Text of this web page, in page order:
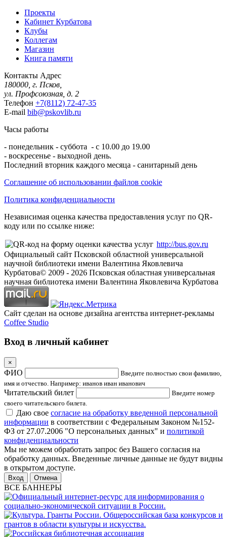
Проекты
Кабинет Курбатова
Клубы
Коллегам
Магазин
Книга памяти
Контакты Адрес
180000, г. Псков,
ул. Профсоюзная, д. 2
Телефон +7(8112) 72-47-35
E-mail bib@pskovlib.ru
Часы работы
- понедельник - суббота - с 10.00 до 19.00
- воскресенье - выходной день.
Последний вторник каждого месяца - санитарный день
Соглашение об использовании файлов cookie
Политика конфиденциальности
Независимая оценка качества предоставления услуг по QR-
коду или по ссылке ниже:
http://bus.gov.ru
Официальный сайт Псковской областной универсальной
научной библиотеки имени Валентина Яковлевича
Курбатова© 2009 - 2026 Псковская областная универсальная
научная библиотека имени Валентина Яковлевича Курбатова
Сайт сделан на основе дизайна агентства интернет-рекламы
Coffee Studio
Вход в личный кабинет
×
ФИО
Введите полностью свои фамилию,
имя и отчество. Например: иванов иван иванович
Читательский билет
Введите номер
своего читательского билета.
Даю свое согласие на обработку введенной персональной
информации в соответствии с Федеральным Законом №152-
ФЗ от 27.07.2006 "О персональных данных" и политикой
конфиденциальности
Мы не можем обработать запрос без Вашего согласия на
обработку данных. Введенные личные данные не будут видны
в открытом доступе.
Отмена
ВСЕ БАННЕРЫ